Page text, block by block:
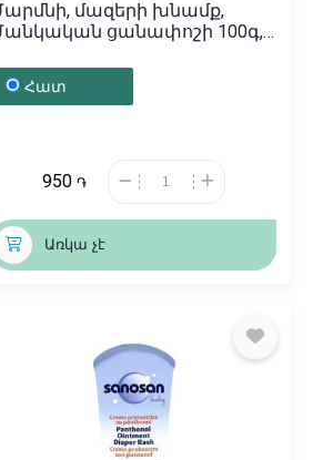
մազերի խնամք,
ցանափոշի 100գ,
Հատ
950 ֏
Առկա չէ